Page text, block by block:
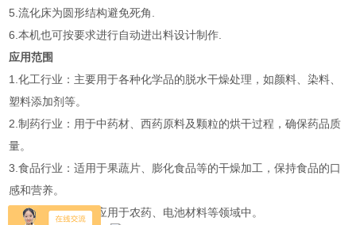
5.流化床为圆形结构避免死角.
6.本机也可按要求进行自动进出料设计制作.
应用范围
1.化工行业：主要用于各种化学品的脱水干燥处理，如颜料、染料、
塑料添加剂等。
2.制药行业：用于中药材、西药原料及颗粒的烘干过程，确保药品质
量。
3.食品行业：适用于果蔬片、膨化食品等的干燥加工，保持食品的口
感和营养。
4.其他行业：还可应用于农药、电池材料等领域中。